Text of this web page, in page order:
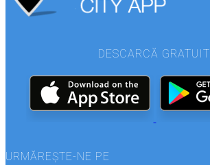
DESCARCĂ GRATUIT
URMĂREȘTE-NE PE